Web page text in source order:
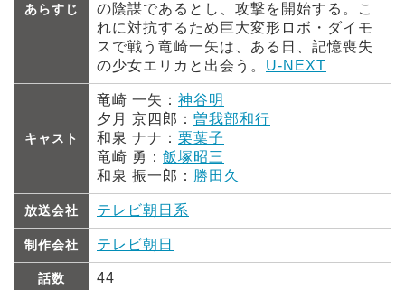
あらすじ
の陰謀であるとし、攻撃を開始する。こ
れに対抗するため巨大変形ロボ・ダイモ
スで戦う竜崎一矢は、ある日、記憶喪失
の少女エリカと出会う。 U-NEXT
キャスト
竜崎 一矢： 神谷明
夕月 京四郎： 曽我部和行
和泉 ナナ： 栗葉子
竜崎 勇： 飯塚昭三
和泉 振一郎： 勝田久
放送会社 テレビ朝日系
制作会社 テレビ朝日
話数 44